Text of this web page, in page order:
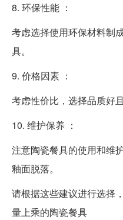
8. 环保性能 ：
考虑选择使用环保材料制
具。
9. 价格因素 ：
考虑性价比，选择品质好
10. 维护保养 ：
注意陶瓷餐具的使用和维
釉面脱落。
请根据这些建议进行选择
量上乘的陶瓷餐具